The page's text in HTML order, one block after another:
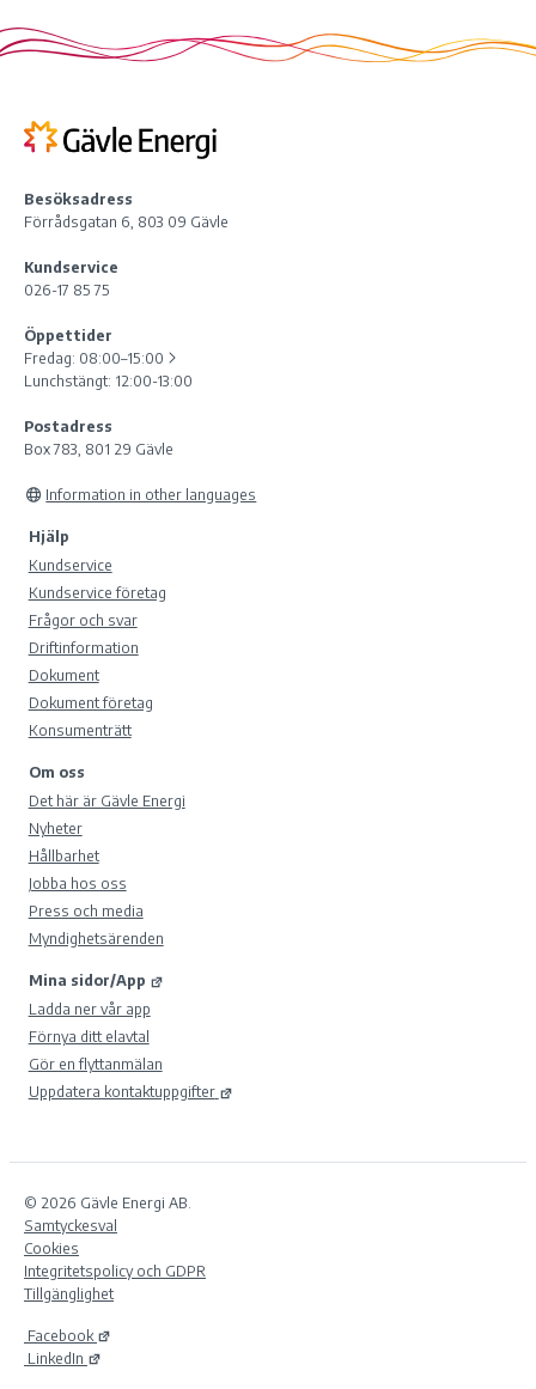
Besöksadress
Förrådsgatan 6, 803 09 Gävle
Kundservice
026-17 85 75
Öppettider
Fredag: 08:00–15:00
Lunchstängt: 12:00-13:00
Postadress
Box 783, 801 29 Gävle
Information in other languages
Hjälp
Kundservice
Kundservice företag
Frågor och svar
Driftinformation
Dokument
Dokument företag
Konsumenträtt
Om oss
Det här är Gävle Energi
Nyheter
Hållbarhet
Jobba hos oss
Press och media
Myndighetsärenden
Mina sidor/App
Ladda ner vår app
Förnya ditt elavtal
Gör en flyttanmälan
Uppdatera kontaktuppgifter
© 2026 Gävle Energi AB.
Samtyckesval
Cookies
Integritetspolicy och GDPR
Tillgänglighet
Facebook
LinkedIn